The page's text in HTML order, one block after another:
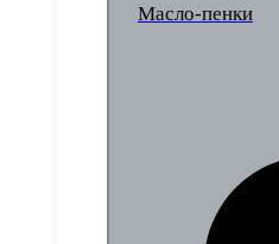
Масло-пенки